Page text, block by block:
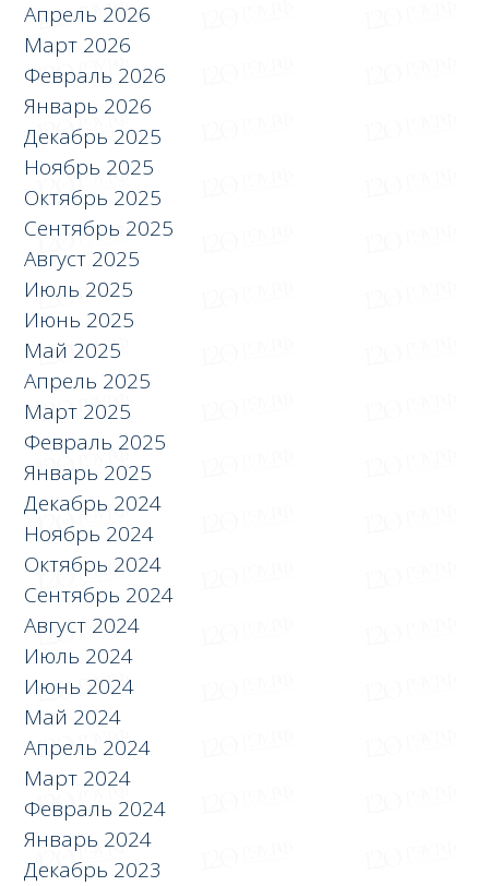
Апрель 2026
Март 2026
Февраль 2026
Январь 2026
Декабрь 2025
Ноябрь 2025
Октябрь 2025
Сентябрь 2025
Август 2025
Июль 2025
Июнь 2025
Май 2025
Апрель 2025
Март 2025
Февраль 2025
Январь 2025
Декабрь 2024
Ноябрь 2024
Октябрь 2024
Сентябрь 2024
Август 2024
Июль 2024
Июнь 2024
Май 2024
Апрель 2024
Март 2024
Февраль 2024
Январь 2024
Декабрь 2023